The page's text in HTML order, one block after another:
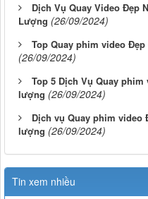
Dịch Vụ Quay Video Đẹp
Lượng (26/09/2024)
Top Quay phim video
(26/09/2024)
Top 5 Dịch Vụ Quay
lượng (26/09/2024)
Dịch vụ Quay phim video
lượng (26/09/2024)
Tin xem nhiều